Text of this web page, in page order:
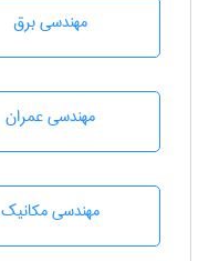
مهندسی برق
مهندسی عمران
مهندسی مکانیک